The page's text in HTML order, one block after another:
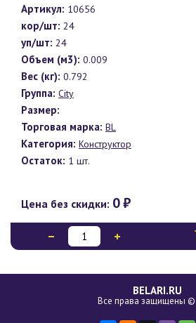
Артикул: 10656
кор/шт: 24
уп/шт: 24
Объем (м3): 0.009
Вес (кг): 0.792
Группа: City
Размер:
Торговая марка: BL
Категория: Конструктор
Остаток: 1 шт.
Цена без скидки: 0₽
BELARI.RU
Все права защищены ©